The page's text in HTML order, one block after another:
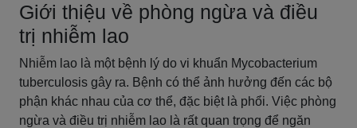
Giới thiệu về phòng ngừa và điều
trị nhiễm lao
Nhiễm lao là một bệnh lý do vi khuẩn Mycobacterium
tuberculosis gây ra. Bệnh có thể ảnh hưởng đến các bộ
phận khác nhau của cơ thể, đặc biệt là phổi. Việc phòng
ngừa và điều trị nhiễm lao là rất quan trọng để ngăn